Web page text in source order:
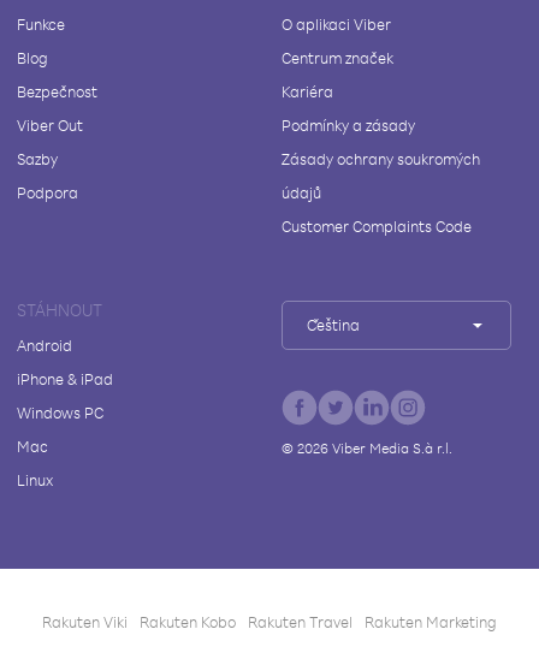
Funkce
Blog
Bezpečnost
Viber Out
Sazby
Podpora
O aplikaci Viber
Centrum značek
Kariéra
Podmínky a zásady
Zásady ochrany soukromých
údajů
Customer Complaints Code
STÁHNOUT
Android
iPhone & iPad
Windows PC
Mac
Linux
Čeština
© 2026Viber Media S.à r.l.
Rakuten Viki Rakuten Kobo Rakuten Travel Rakuten Marketing